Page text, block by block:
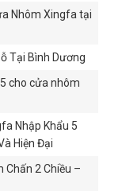
Nhôm Xingfa tại
Tại Bình Dương
cho cửa nhôm
Nhập Khẩu 5
Hiện Đại
Chấn 2 Chiều –